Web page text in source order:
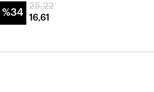
%34
25,22
16,61